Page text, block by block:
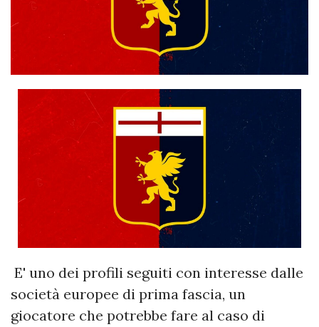
E' uno dei profili seguiti con interesse dalle
società europee di prima fascia, un
giocatore che potrebbe fare al caso di